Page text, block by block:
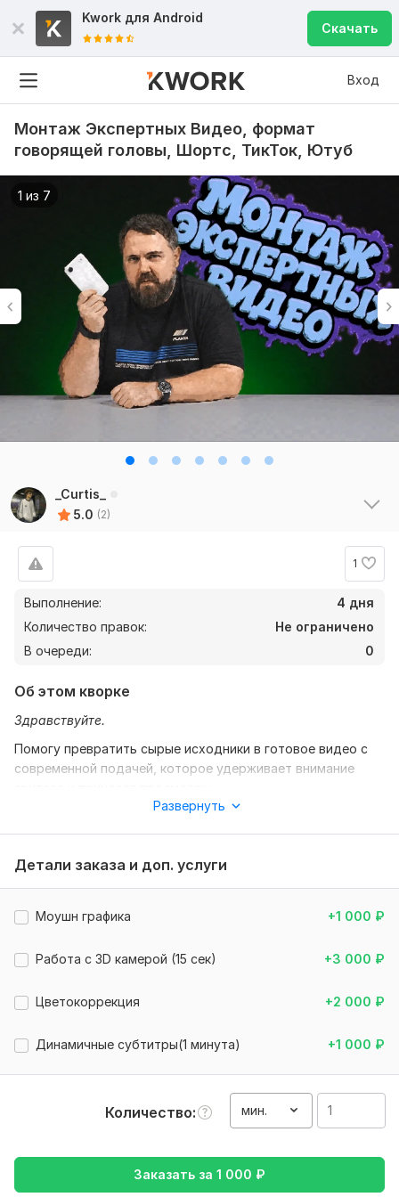
Kwork для Android
Скачать
Вход
Монтаж Экспертных Видео, формат
говорящей головы, Шортс, ТикТок, Ютуб
1 из 7
_Curtis_
5.0 (2)
1
Выполнение:
4 дня
Количество правок:
Не ограничено
В очереди:
0
Об этом кворке
Здравствуйте.
Помогу превратить сырые исходники в готовое видео с
современной подачей, которое удерживает внимание
Что входит в стоимость услуги
2. Подбор музыки без авторских прав
Flash)
тряска)
приглушение, выравнивание громкости)
Дополнительно предлагаю (обсуждается заранее):
(трекинг, хромакей, ускорение/
инфографика, динамичные титры)
Развернуть
Детали заказа и доп. услуги
Моушн графика +1 000 ₽
Работа с 3D камерой (15 сек) +3 000 ₽
Цветокоррекция +2 000 ₽
Динамичные субтитры(1 минута) +1 000 ₽
Количество мин.
Заказать за 1 000 ₽